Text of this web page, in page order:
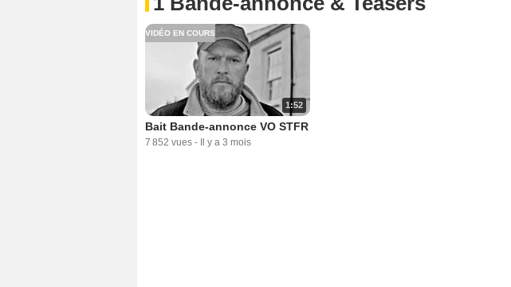
1:52
VIDÉO EN COURS
Bait Bande-annonce VO STFR
7 852 vues - Il y a 3 mois